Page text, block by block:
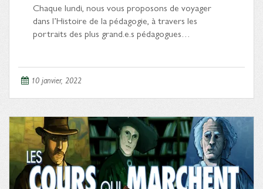
Chaque lundi, nous vous proposons de voyager
dans l’Histoire de la pédagogie, à travers les
portraits des plus grand.e.s pédagogues…
10 janvier, 2022